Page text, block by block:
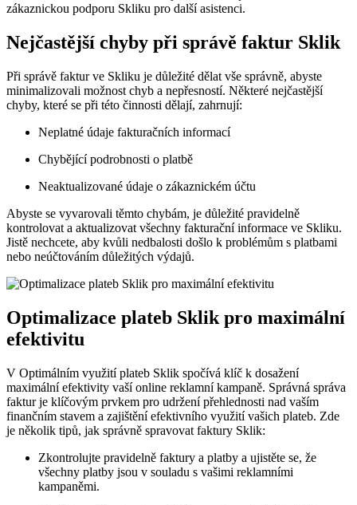
zákaznickou podporu Skliku pro další asistenci.
Nejčastější chyby při správě faktur Sklik
Při správě faktur ve Skliku je důležité dělat vše ‍správně, abyste
minimalizovali možnost chyb a‌ nepřesností. Některé ‌nejčastější
chyby, které se při této ​činnosti dělají, zahrnují:
Neplatné údaje fakturačních informací
Chybějící podrobnosti o platbě
Neaktualizované‍ údaje o zákaznickém účtu
Abyste se vyvarovali těmto chybám, je důležité pravidelně
kontrolovat a​ aktualizovat všechny fakturační‌ informace ve Skliku.
Jistě ⁢nechcete, aby kvůli nedbalosti došlo k ⁤problémům s platbami
⁢nebo neúčtováním důležitých výdajů.
Optimalizace plateb Sklik pro maximální
efektivitu
V Optimálním využití plateb​ Sklik spočívá klíč k dosažení
maximální efektivity vaší online reklamní kampaně. Správná správa
faktur je klíčovým prvkem pro udržení přehlednosti nad vaším
finančním stavem a zajištění efektivního‍ využití vašich plateb. Zde
je několik tipů, jak správně spravovat faktury Sklik:
Zkontrolujte pravidelně faktury a⁣ platby⁢ a ujistěte se, že
všechny platby jsou v souladu ‌s vašimi reklamními‍
kampaněmi.